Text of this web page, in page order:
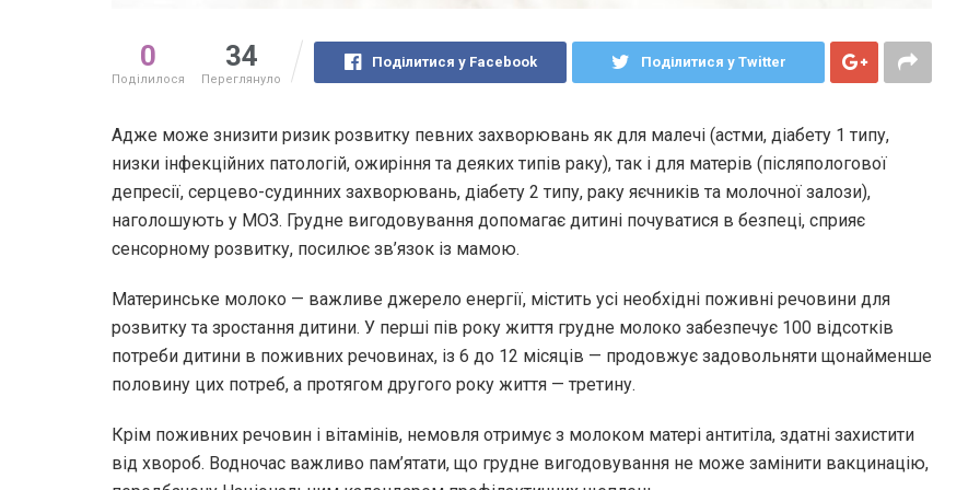
0
Поділилося
34
Переглянуло
Поділитися у Facebook Поділитися у Twitter
Адже може знизити ризик розвитку певних захворювань як для малечі (астми, діабету 1 типу,
низки інфекційних патологій, ожиріння та деяких типів раку), так і для матерів (післяпологової
депресії, серцево-судинних захворювань, діабету 2 типу, раку яєчників та молочної залози),
наголошують у МОЗ. Грудне вигодовування допомагає дитині почуватися в безпеці, сприяє
сенсорному розвитку, посилює зв’язок із мамою.
Материнське молоко — важливе джерело енергії, містить усі необхідні поживні речовини для
розвитку та зростання дитини. У перші пів року життя грудне молоко забезпечує 100 відсотків
потреби дитини в поживних речовинах, із 6 до 12 місяців — продовжує задовольняти щонайменше
половину цих потреб, а протягом другого року життя — третину.
Крім поживних речовин і вітамінів, немовля отримує з молоком матері антитіла, здатні захистити
від хвороб. Водночас важливо пам’ятати, що грудне вигодовування не може замінити вакцинацію,